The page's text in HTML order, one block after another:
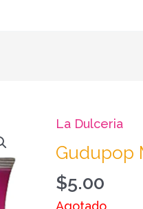
La Dulceria
Gudupop
$5.00